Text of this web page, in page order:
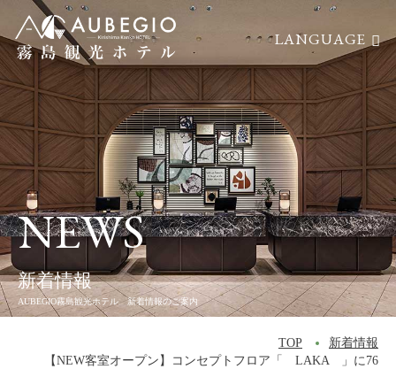
LANGUAGE
AUBEGIO霧島観光ホテル 新着情報のご案内
NEWS
新着情報
TOP
新着情報
【NEW客室オープン】コンセプトフロア「 LAKA 」に76
航空券付
宿泊プラン
レンタカー付
宿泊プラン
SEARCH
宿泊日
TOP トップ
HOTSPRING 温泉
CUISINE
料理
- レストランNORM
- 朝食
GUESTROOM